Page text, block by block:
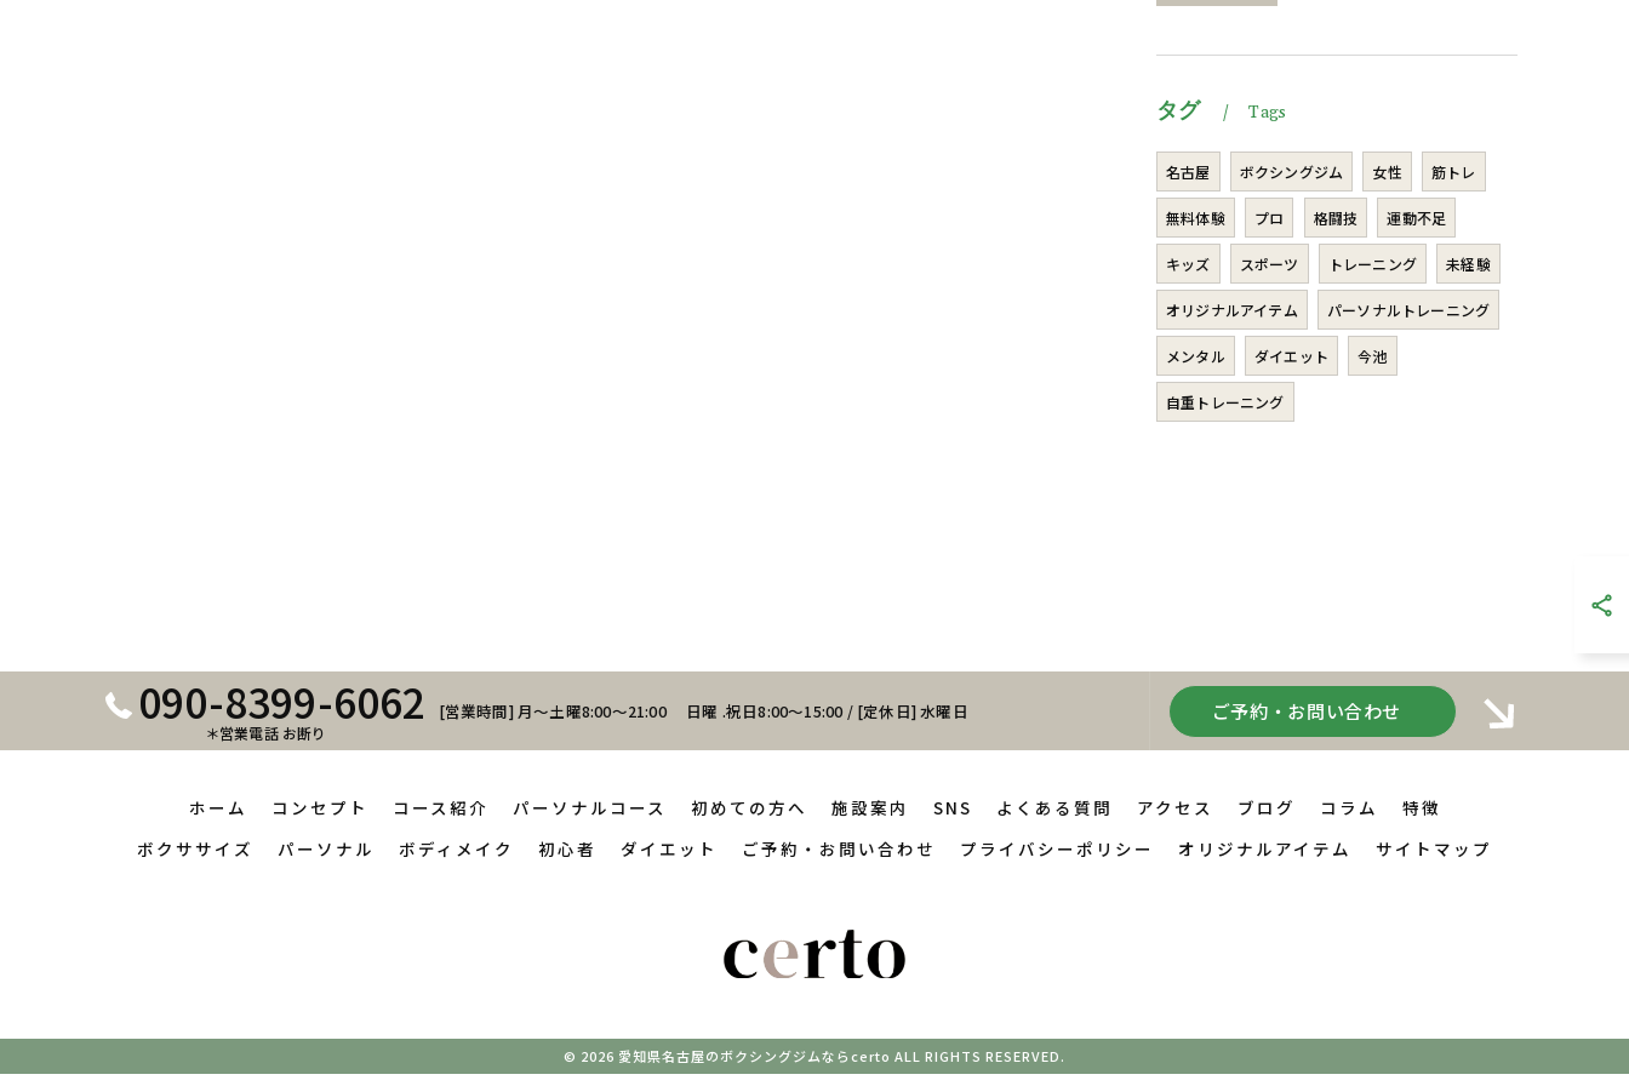
タグ Tags
名古屋 ボクシングジム 女性 筋トレ
無料体験 プロ 格闘技 運動不足
キッズ スポーツ トレーニング 未経験
オリジナルアイテム パーソナルトレーニング
メンタル ダイエット 今池
自重トレーニング
090-8399-6062
＊営業電話 お断り
[営業時間] 月～土曜8:00～21:00 日曜 .祝日8:00～15:00 / [定休日] 水曜日 ご予約・お問い合わせ
ホーム コンセプト コース紹介 パーソナルコース 初めての方へ 施設案内 SNS よくある質問 アクセス ブログ コラム
特徴
ボクササイズ
パーソナル ボディメイク 初心者 ダイエット ご予約・お問い合わせ プライバシーポリシー オリジナルアイテム サイトマップ
© 2026 愛知県名古屋のボクシングジムならcerto ALL RIGHTS RESERVED.